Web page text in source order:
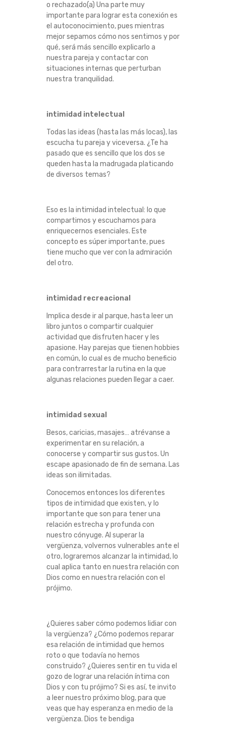
o rechazado(a) Una parte muy
importante para lograr esta conexión es
el autoconocimiento, pues mientras
mejor sepamos cómo nos sentimos y por
qué, será más sencillo explicarlo a
nuestra pareja y contactar con
situaciones internas que perturban
nuestra tranquilidad.
intimidad intelectual
Todas las ideas (hasta las más locas), las
escucha tu pareja y viceversa. ¿Te ha
pasado que es sencillo que los dos se
queden hasta la madrugada platicando
de diversos temas?
Eso es la intimidad intelectual: lo que
compartimos y escuchamos para
enriquecernos esenciales. Este
concepto es súper importante, pues
tiene mucho que ver con la admiración
del otro.
intimidad recreacional
Implica desde ir al parque, hasta leer un
libro juntos o compartir cualquier
actividad que disfruten hacer y les
apasione. Hay parejas que tienen hobbies
en común, lo cual es de mucho beneficio
para contrarrestar la rutina en la que
algunas relaciones pueden llegar a caer.
intimidad sexual
Besos, caricias, masajes… atrévanse a
experimentar en su relación, a
conocerse y compartir sus gustos. Un
escape apasionado de fin de semana. Las
ideas son ilimitadas.
Conocemos entonces los diferentes
tipos de intimidad que existen, y lo
importante que son para tener una
relación estrecha y profunda con
nuestro cónyuge. Al superar la
vergüenza, volvernos vulnerables ante el
otro, lograremos alcanzar la intimidad, lo
cual aplica tanto en nuestra relación con
Dios como en nuestra relación con el
prójimo.
¿Quieres saber cómo podemos lidiar con
la vergüenza? ¿Cómo podemos reparar
esa relación de intimidad que hemos
roto o que todavía no hemos
construido? ¿Quieres sentir en tu vida el
gozo de lograr una relación íntima con
Dios y con tu prójimo? Si es así, te invito
a leer nuestro próximo blog, para que
veas que hay esperanza en medio de la
vergüenza. Dios te bendiga